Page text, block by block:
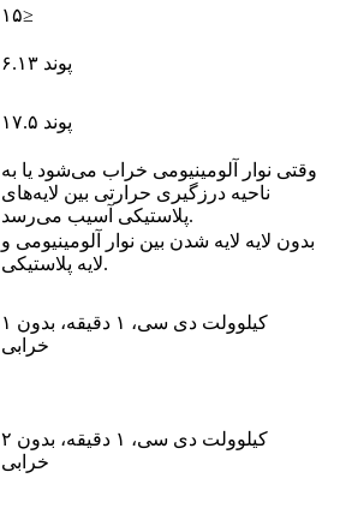
۱۵≥
۶.۱۳ پوند
۱۷.۵ پوند
وقتی نوار آلومینیومی خراب می‌شود یا به
ناحیه درزگیری حرارتی بین لایه‌های
پلاستیکی آسیب می‌رسد.
بدون لایه لایه شدن بین نوار آلومینیومی و
لایه پلاستیکی.
۱ کیلوولت دی سی، ۱ دقیقه، بدون
خرابی
۲ کیلوولت دی سی، ۱ دقیقه، بدون
خرابی